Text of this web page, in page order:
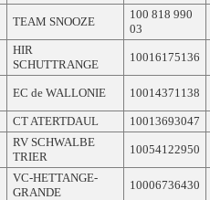
TEAM SNOOZE
100 818 990
03
HIR
SCHUTTRANGE
10016175136
EC de WALLONIE 10014371138
CT ATERTDAUL 10013693047
RV SCHWALBE
TRIER
10054122950
VC-HETTANGE-
GRANDE
10006736430